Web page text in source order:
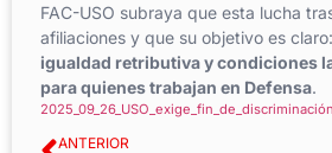
FAC-USO subraya que esta lucha
afiliaciones y que su objetivo es claro:
igualdad retributiva y condiciones
para quienes trabajan en Defensa.
ANTERIOR